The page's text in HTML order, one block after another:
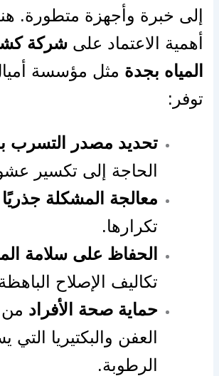
إلى خبرة وأجهزة متطورة.
أهمية الاعتماد علىشركة
المياه بجدة مثل مؤسسة
توفر:
تحديد مصدر التسرب
الحاجة إلى تكسير
معالجة المشكلة جذريًا
تكرارها.
الحفاظ على سلامة
تكاليف الإصلاح
حماية صحة الأفراد من
العفن والبكتيريا التي
الرطوبة.